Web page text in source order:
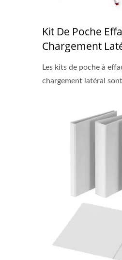
Kit De Poche
Chargement
Les kits de poche à
chargement latéral